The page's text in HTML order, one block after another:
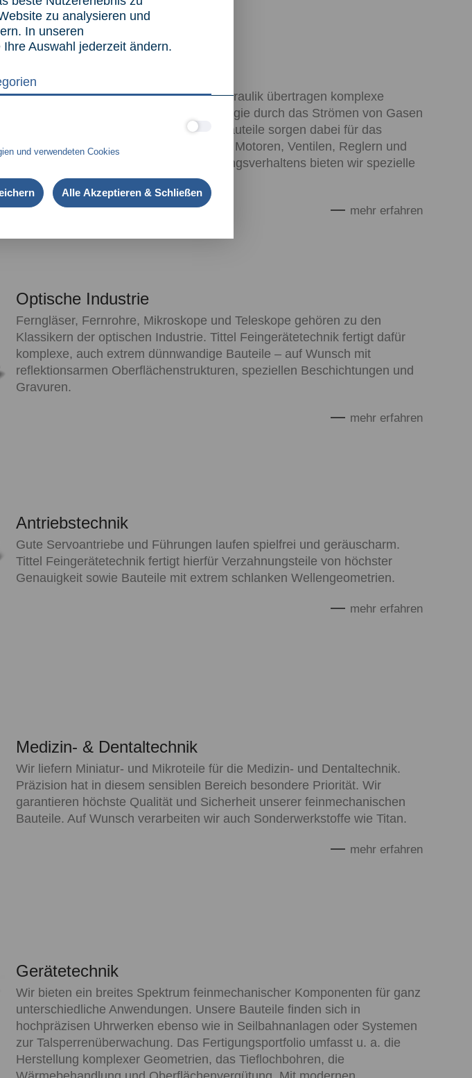
Fluidtechnik
In der Fluidtechnik, Pneumatik und Hydraulik übertragen komplexe
Antriebs- und Steuerungssysteme Energie durch das Strömen von Gasen
und Flüssigkeiten. Unsere Präzisionsbauteile sorgen dabei für das
optimale Zusammenspiel von Pumpen, Motoren, Ventilen, Reglern und
Sensorik. Zur Optimierung des Strömungsverhaltens bieten wir spezielle
Oberflächenstrukturen.
mehr erfahren
Optische Industrie
Ferngläser, Fernrohre, Mikroskope und Teleskope gehören zu den
Klassikern der optischen Industrie. Tittel Feingerätetechnik fertigt dafür
komplexe, auch extrem dünnwandige Bauteile – auf Wunsch mit
reflektionsarmen Oberflächenstrukturen, speziellen Beschichtungen und
Gravuren.
mehr erfahren
Antriebstechnik
Gute Servoantriebe und Führungen laufen spielfrei und geräuscharm.
Tittel Feingerätetechnik fertigt hierfür Verzahnungsteile von höchster
Genauigkeit sowie Bauteile mit extrem schlanken Wellengeometrien.
mehr erfahren
Medizin- & Dentaltechnik
Wir liefern Miniatur- und Mikroteile für die Medizin- und Dentaltechnik.
Präzision hat in diesem sensiblen Bereich besondere Priorität. Wir
garantieren höchste Qualität und Sicherheit unserer feinmechanischen
Bauteile. Auf Wunsch verarbeiten wir auch Sonderwerkstoffe wie Titan.
mehr erfahren
Gerätetechnik
Wir bieten ein breites Spektrum feinmechanischer Komponenten für ganz
unterschiedliche Anwendungen. Unsere Bauteile finden sich in
hochpräzisen Uhrwerken ebenso wie in Seilbahnanlagen oder Systemen
zur Talsperrenüberwachung. Das Fertigungsportfolio umfasst u. a. die
Herstellung komplexer Geometrien, das Tieflochbohren, die
zu analysieren und
In unseren
Auswahl jederzeit ändern.
und verwendeten Cookies
Alle Akzeptieren & Schließen